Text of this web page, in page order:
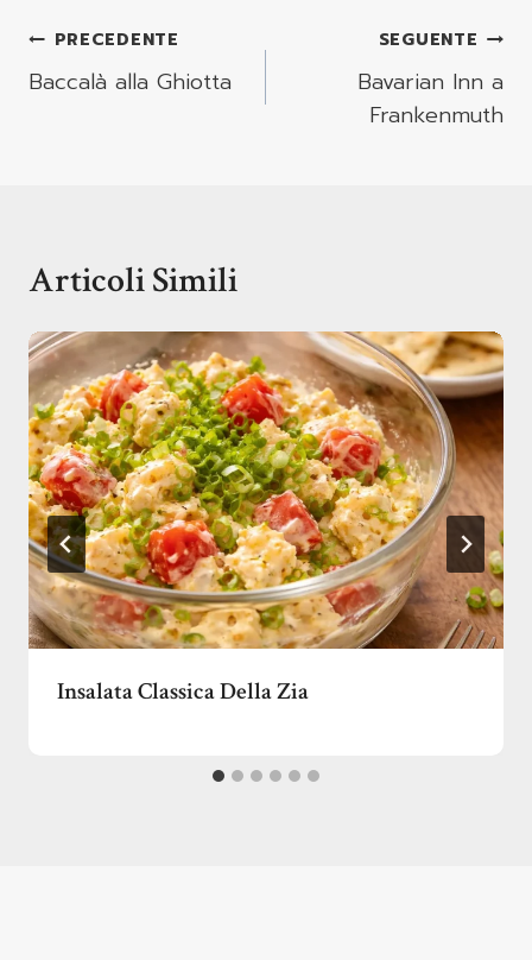
Navigazione
Articoli
PRECEDENTE
Baccalà alla Ghiotta
SEGUENTE
Bavarian Inn a
Frankenmuth
Articoli Simili
Insalata Classica Della Zia